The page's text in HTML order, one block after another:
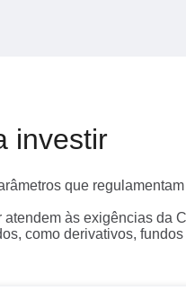
investir
que
às exigências da
como derivativos,